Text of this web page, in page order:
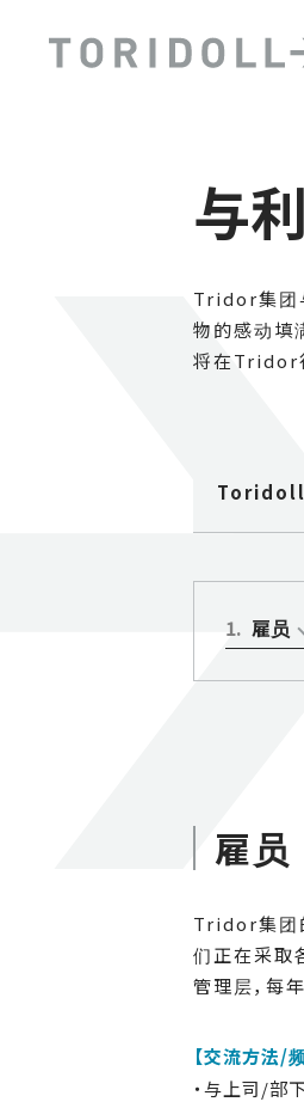
与
Tridor集团
物的感动填
将在Tridor
Toridoll
1. 雇员
雇员
Tridor集团
们正在采取
管理层，每
【交流方法/
・与上司/部